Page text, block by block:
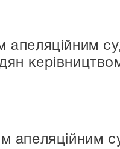
апеляційним
апеляційним